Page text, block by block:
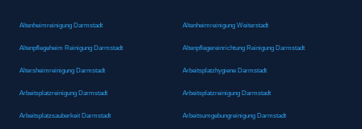
Altenheimreinigung Darmstadt Altenheimreinigung Weiterstadt
Altenpflegeheim Reinigung Darmstadt Altenpflegereinrichtung Reinigung Darmstadt
Altersheimreinigung Darmstadt Arbeitsplatzhygiene Darmstadt
Arbeitsplatzreinigung Darmstadt Arbeitsplatzreinigung Darmstadt
Arbeitsplatzsauberkeit Darmstadt Arbeitsumgebungreinigung Darmstadt